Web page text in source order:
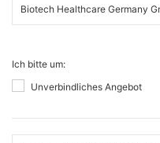
Ich bitte um:
Unverbindliches Angebot